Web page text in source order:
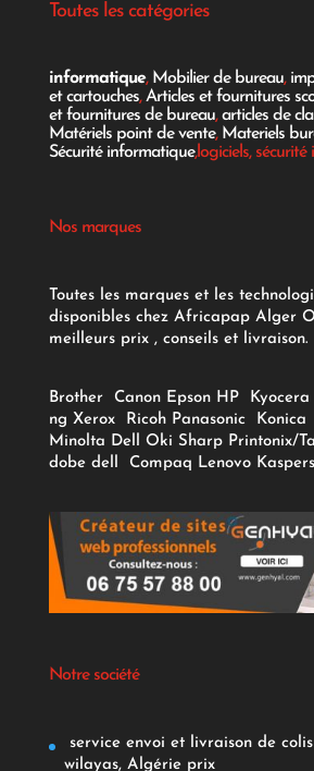
Toutes les catégories
informatique, Mobilier de bureau,
et cartouches,Articles et fournitures
et fournitures de bureau,articles de
Matériels point de vente, Materiels
Sécurité informatique,logiciels, sécurité
Nos marques
Toutes les marques et les
disponibles chez Africapap Alger
meilleurs prix , conseils et livraison.
Brother Canon Epson HP Kyocera
ng Xerox Ricoh Panasonic
Konica
Minolta Dell Oki Sharp Printonix/
dobe dell Compaq Lenovo
Notre société
service envoi et livraison de
wilayas, Algérie prix